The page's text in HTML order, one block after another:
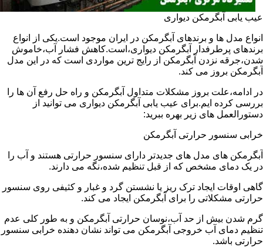
عیب یابی آبگرمکن دیواری
انواع مدل ها و برندهای آبگرمکن در ایران موجود است.یکی از انواع
برندهای پرطرفدار آبگرمکن دیواری،است.کاهش فشار آب،خاموش
شدن،جرقه نزدن آبگرمکن از رایج ترین مواردی است که در این مدل
آبگرمکن بروز می کند.
در ادامه،علت بروز مشکلات متداول آبگرمکن و راه حل رفع آن ها را
بررسی کرده ایم.برای عیب یابی آبگرمکن دیواری می توانید از
دستورالعمل های زیر بهره ببرید:
خرابی سنسور حرارتی آبگرمکن
آبگرمکن های مدل های جدیدتر دارای سنسور حرارتی هستند و آب را
در یک دمای مشخص که از قبل تنظیم شده،نگه می دارند.
گاهی اوقات ایجاد ترک ریز یا نشستن گرد و غبار و کثیفی روی سنسور
حرارتی مشکلاتی را برای آبگرمکن ایجاد می کند.
گرم شدن بیش از حد آب،نوسان حرارتی آبگرمکن و به طور کلی عدم
تنظیم دمای آب خروجی آبگرمکن می تواند نشان دهنده خرابی سنسور
حرارتی باشد.